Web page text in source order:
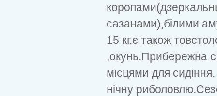
сазанами),білими
15 кг,є також
,окунь.Прибережна
місцями для
нічну